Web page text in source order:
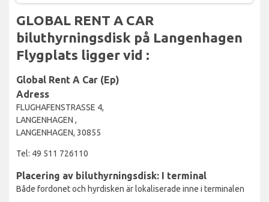
GLOBAL RENT A CAR
biluthyrningsdisk på Langenhagen
Flygplats ligger vid :
Global Rent A Car (Ep)
Adress
FLUGHAFENSTRASSE 4,
LANGENHAGEN ,
LANGENHAGEN, 30855
Tel: 49 511 726110
Placering av biluthyrningsdisk: I terminal
Både fordonet och hyrdisken är lokaliserade inne i terminalen